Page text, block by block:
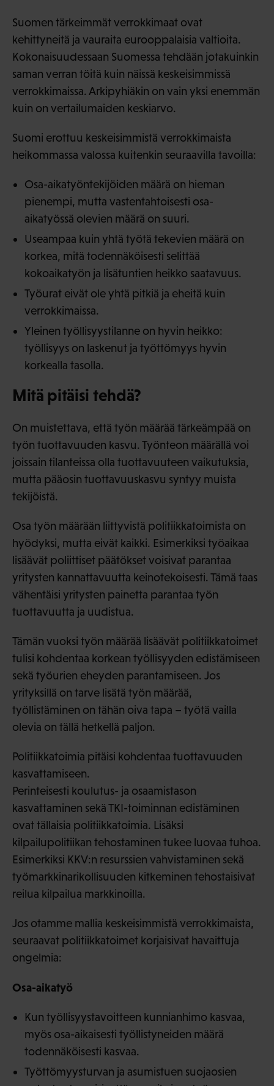
Suomen tärkeimmät verrokkimaat ovat
kehittyneitä ja vauraita eurooppalaisia valtioita.
Kokonaisuudessaan Suomessa tehdään jotakuinkin
saman verran töitä kuin näissä keskeisimmissä
verrokkimaissa. Arkipyhiäkin on vain yksi enemmän
kuin on vertailumaiden keskiarvo.
Suomi erottuu keskeisimmistä verrokkimaista
heikommassa valossa kuitenkin seuraavilla tavoilla:
Osa-aikatyöntekijöiden määrä on hieman
pienempi, mutta vastentahtoisesti osa-
aikatyössä olevien määrä on suuri.
Useampaa kuin yhtä työtä tekevien määrä on
korkea, mitä todennäköisesti selittää
kokoaikatyön ja lisätuntien heikko saatavuus.
Työurat eivät ole yhtä pitkiä ja eheitä kuin
verrokkimaissa.
Yleinen työllisyystilanne on hyvin heikko:
työllisyys on laskenut ja työttömyys hyvin
korkealla tasolla.
Mitä pitäisi tehdä?
On muistettava, että työn määrää tärkeämpää on
työn tuottavuuden kasvu. Työnteon määrällä voi
joissain tilanteissa olla tuottavuuteen vaikutuksia,
mutta pääosin tuottavuuskasvu syntyy muista
tekijöistä.
Osa työn määrään liittyvistä politiikkatoimista on
hyödyksi, mutta eivät kaikki. Esimerkiksi työaikaa
lisäävät poliittiset päätökset voisivat parantaa
yritysten kannattavuutta keinotekoisesti. Tämä taas
vähentäisi yritysten painetta parantaa työn
tuottavuutta ja uudistua.
Tämän vuoksi työn määrää lisäävät politiikkatoimet
tulisi kohdentaa korkean työllisyyden edistämiseen
sekä työurien eheyden parantamiseen. Jos
yrityksillä on tarve lisätä työn määrää,
työllistäminen on tähän oiva tapa – työtä vailla
olevia on tällä hetkellä paljon.
Politiikkatoimia pitäisi kohdentaa tuottavuuden
kasvattamiseen.
Perinteisesti koulutus- ja osaamistason
kasvattaminen sekä TKI-toiminnan edistäminen
ovat tällaisia politiikkatoimia. Lisäksi
kilpailupolitiikan tehostaminen tukee luovaa tuhoa.
Esimerkiksi KKV:n resurssien vahvistaminen sekä
työmarkkinarikollisuuden kitkeminen tehostaisivat
reilua kilpailua markkinoilla.
Jos otamme mallia keskeisimmistä verrokkimaista,
seuraavat politiikkatoimet korjaisivat havaittuja
ongelmia:
Osa-aikatyö
Kun työllisyystavoitteen kunnianhimo kasvaa,
myös osa-aikaisesti työllistyneiden määrä
todennäköisesti kasvaa.
Työttömyysturvan ja asumistuen suojaosien